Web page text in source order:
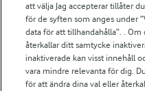
Arlas kundportal
Arla.com
Falbygdens Ost
Arla webbshop
Bildbank
att välja Jag accepterar tillåter
för de syften som anges under
data för att tillhandahålla”. .
återkallar ditt samtycke
inaktiverade kan visst innehåll
vara mindre relevanta för dig.
för att ändra dina val eller